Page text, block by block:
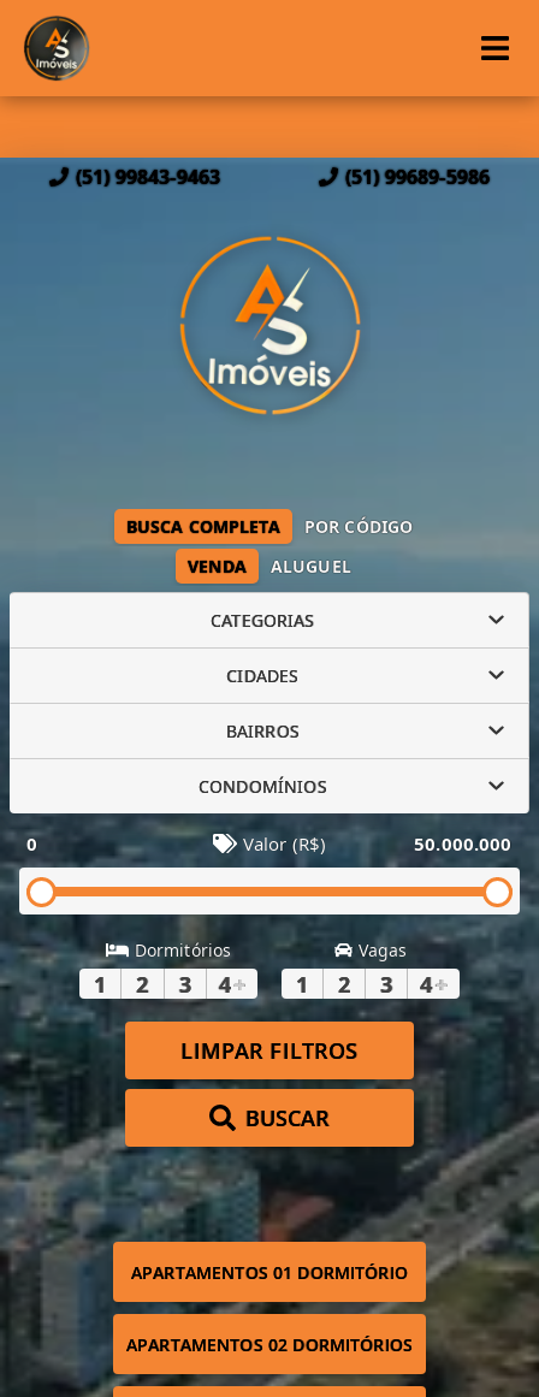
(51) 99843-9463 (51) 99689-5986
VENDA ALUGUEL
BUSCA COMPLETA POR CÓDIGO
CATEGORIAS
CIDADES
BAIRROS
CONDOMÍNIOS
0 Valor (R$) 50.000.000
Dormitórios
1 2 3 4+
Vagas
1 2 3 4+
LIMPAR FILTROS
BUSCAR
APARTAMENTOS 01 DORMITÓRIO
APARTAMENTOS 02 DORMITÓRIOS